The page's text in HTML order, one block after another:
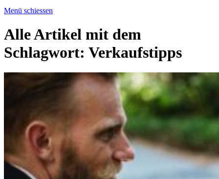
Menü schiessen
Alle Artikel mit dem
Schlagwort: Verkaufstipps